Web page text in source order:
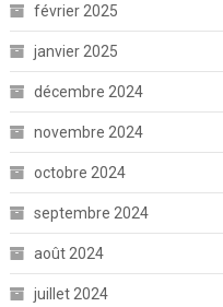
février 2025
janvier 2025
décembre 2024
novembre 2024
octobre 2024
septembre 2024
août 2024
juillet 2024